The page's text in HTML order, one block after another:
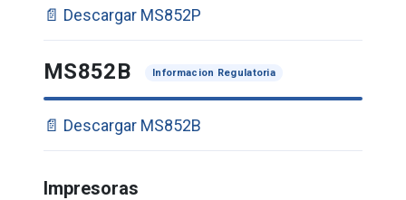
📄 Descargar MS852P
MS852B Informacion Regulatoria
📄 Descargar MS852B
Impresoras